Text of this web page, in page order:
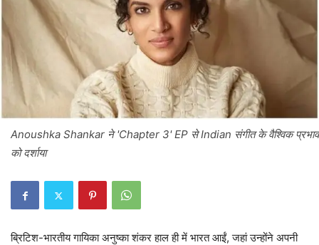
Anoushka Shankar ने 'Chapter 3' EP से Indian संगीत के वैश्विक प्रभाव
को दर्शाया
ब्रिटिश-भारतीय गायिका अनुष्का शंकर हाल ही में भारत आईं, जहां उन्होंने अपनी